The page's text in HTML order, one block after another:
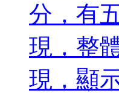
分，有
現，整
現，顯